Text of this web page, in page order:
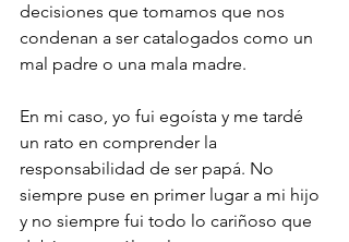
decisiones que tomamos que nos
condenan a ser catalogados como un
mal padre o una mala madre.
En mi caso, yo fui egoísta y me tardé
un rato en comprender la
responsabilidad de ser papá. No
siempre puse en primer lugar a mi hijo
y no siempre fui todo lo cariñoso que